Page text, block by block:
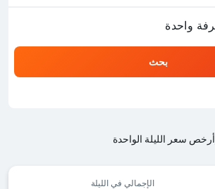
بحث
أرخص سعر الليلة الواحدة
الإجمالي في الليلة